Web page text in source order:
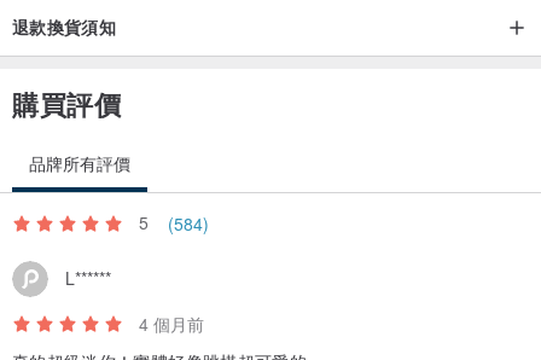
退款換貨須知
購買評價
品牌所有評價
5 (584)
L******
4 個月前